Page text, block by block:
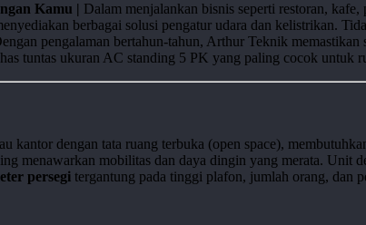
Kamu | Dalam menjalankan bisnis seperti restoran, kafe,
berbagai solusi pengatur udara dan kelistrikan.
pengalaman bertahun-tahun, Arthur Teknik memastikan
tuntas ukuran AC standing 5 PK yang paling cocok untuk
dengan tata ruang terbuka (open space),
menawarkan mobilitas dan daya dingin yang merata. Unit
persegi tergantung pada tinggi plafon, jumlah orang, dan